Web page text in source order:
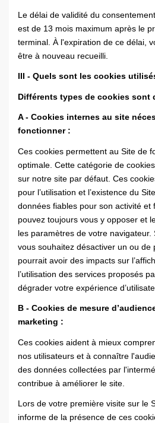
Le délai de validité du
est de 13 mois maximum après le
terminal. À l'expiration de ce délai,
être à nouveau recueilli.
III - Quels sont les cookies
Différents types de cookies sont
A - Cookies internes au site
fonctionner :
Ces cookies permettent au Site de
optimale. Cette catégorie de
sur notre site par défaut. Ces
pour l’utilisation et l’existence du
données fiables pour son activité et
pouvez toujours vous y opposer et
les paramètres de votre navigateur.
vous souhaitez désactiver un ou de
pourrait avoir des impacts sur
l’utilisation des services proposés
dégrader votre expérience
B - Cookies de mesure
marketing :
Ces cookies aident à mieux
nos utilisateurs et à connaître
des données collectées par
contribue à améliorer le site.
Lors de votre première visite sur le
informe de la présence de ces